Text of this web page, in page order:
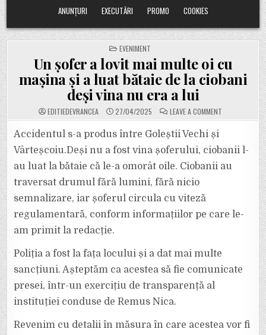
ANUNȚURI
EXECUTĂRI PROMO COOKIES
POSTED
IN
EVENIMENT
Un șofer a lovit mai multe oi cu
mașina și a luat bătaie de la ciobani
deși vina nu era a lui
EDITIEDEVRANCEA 27/04/2025 LEAVE A COMMENTON
UN
MAI
MULTE
CU
DE
LA
ERA
LUI
Accidentul s-a produs între Goleștii Vechi și
Vârteșcoiu.Deși nu a fost vina șoferului, ciobanii l-
au luat la bătaie că le-a omorât oile. Ciobanii au
traversat drumul fără lumini, fără nicio
semnalizare, iar șoferul circula cu viteză
regulamentară, conform informațiilor pe care le-
am primit la redacție.
Poliția a fost la fața locului și a dat mai multe
sancțiuni. Așteptăm ca acestea să fie comunicate
presei, într-un exercițiu de transparență al
instituției conduse de Remus Nica.
Revenim cu detalii în măsura în care acestea vor fi